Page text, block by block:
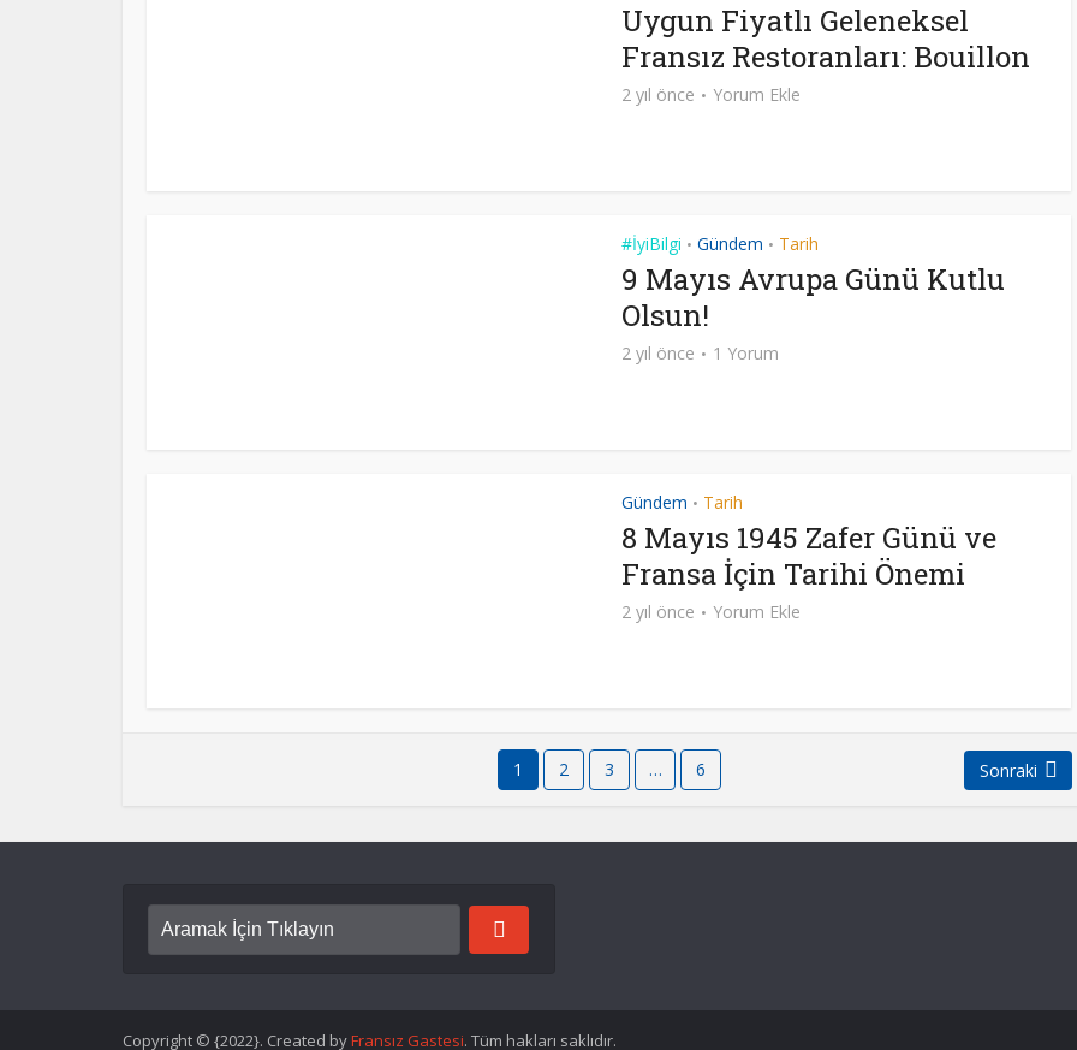
Uygun Fiyatlı Geleneksel
Fransız Restoranları: Bouillon
2 yıl önce Yorum Ekle
#İyiBilgi • Gündem • Tarih
9 Mayıs Avrupa Günü Kutlu
Olsun!
2 yıl önce 1 Yorum
Gündem • Tarih
8 Mayıs 1945 Zafer Günü ve
Fransa İçin Tarihi Önemi
2 yıl önce Yorum Ekle
1 2 3 … 6 Sonraki
Copyright © {2022}. Created byFransız Gastesi. Tüm hakları saklıdır.